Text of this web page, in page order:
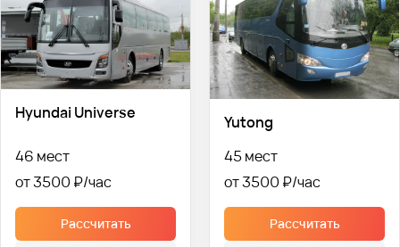
Hyundai Universe
46 мест
от 3500 ₽
Рассчитать
Yutong
45 мест
от 3500 ₽
Рассчитать